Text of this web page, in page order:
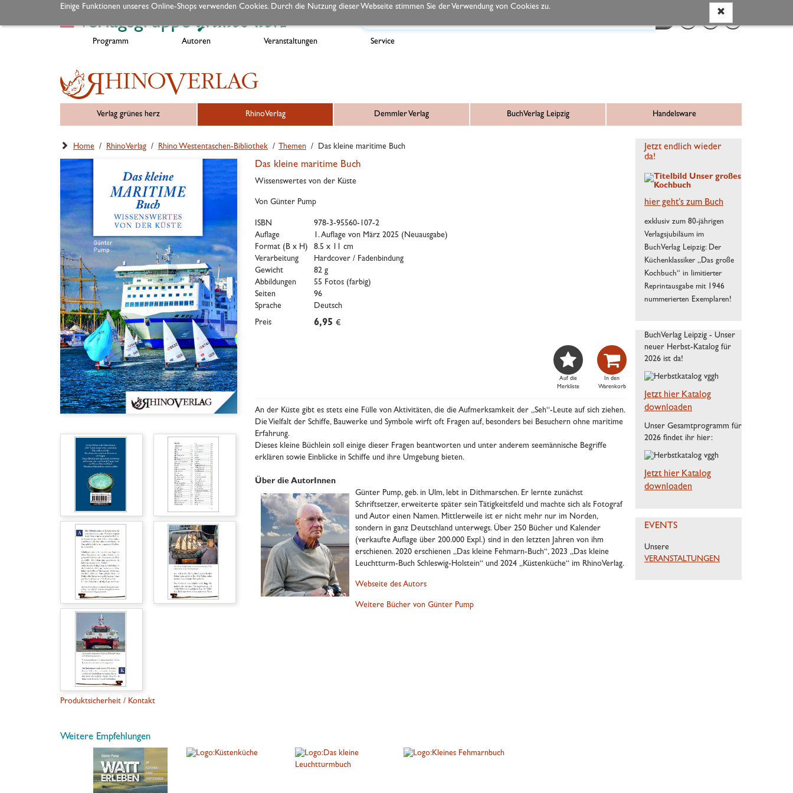
Einige Funktionen unseres Online-Shops verwenden Cookies. Durch die Nutzung dieser Webseite stimmen Sie der Verwendung von Cookies zu.
Verlag grünes herz RhinoVerlag Demmler Verlag BuchVerlag Leipzig Handelsware
Programm Autoren Veranstaltungen Service
Home / RhinoVerlag / Rhino Westentaschen-Bibliothek / Themen / Das kleine maritime Buch
Produktsicherheit / Kontakt
Das kleine maritime Buch
Wissenswertes von der Küste
Von Günter Pump
ISBN
978-3-95560-107-2
Auflage
1. Auflage von März 2025 (Neuausgabe)
Format (B x H)
8.5 x 11 cm
Verarbeitung
Hardcover / Fadenbindung
Gewicht
82 g
Abbildungen
55 Fotos (farbig)
Seiten
96
Sprache
Deutsch
Preis
6,95 €

Auf die
Merkliste

In den
Warenkorb
An der Küste gibt es stets eine Fülle von Aktivitäten, die die Aufmerksamkeit der „Seh“-Leute auf sich ziehen.
Die Vielfalt der Schiffe, Bauwerke und Symbole wirft oft Fragen auf, besonders bei Besuchern ohne maritime
Erfahrung.
Dieses kleine Büchlein soll einige dieser Fragen beantworten und unter anderem seemännische Begriffe
erklären sowie Einblicke in Schiffe und ihre Umgebung bieten.
Über die AutorInnen
Günter Pump, geb. in Ulm, lebt in Dithmarschen. Er lernte zunächst
Schriftsetzer, erweiterte später sein Tätigkeitsfeld und machte sich als Fotograf
und Autor einen Namen. Mittlerweile ist er nicht mehr nur im Norden,
sondern in ganz Deutschland unterwegs. Über 250 Bücher und Kalender
(verkaufte Auflage über 200.000 Expl.) sind in den letzten Jahren von ihm
erschienen. 2020 erschienen „Das kleine Fehmarn-Buch“, 2023 „Das kleine
Leuchtturm-Buch Schleswig-Holstein“ und 2024 „Küstenküche“ im RhinoVerlag.
Webseite des Autors
Weitere Bücher von Günter Pump
Weitere Empfehlungen
Jetzt endlich wieder
da!
hier geht’s zum Buch
exklusiv zum 80-jährigen
Verlagsjubiläum im
BuchVerlag Leipzig: Der
Küchenklassiker „Das große
Kochbuch“ in limitierter
Reprintausgabe mit 1946
nummerierten Exemplaren!
BuchVerlag Leipzig - Unser
neuer Herbst-Katalog für
2026 ist da!
Jetzt hier Katalog
downloaden
Unser Gesamtprogramm für
2026 findet ihr hier:
Jetzt hier Katalog
downloaden
EVENTS
Unsere
VERANSTALTUNGEN